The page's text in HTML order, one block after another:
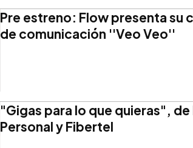
Pre estreno: Flow presenta su
de comunicación ''Veo Veo''
"Gigas para lo que quieras", de
Personal y Fibertel